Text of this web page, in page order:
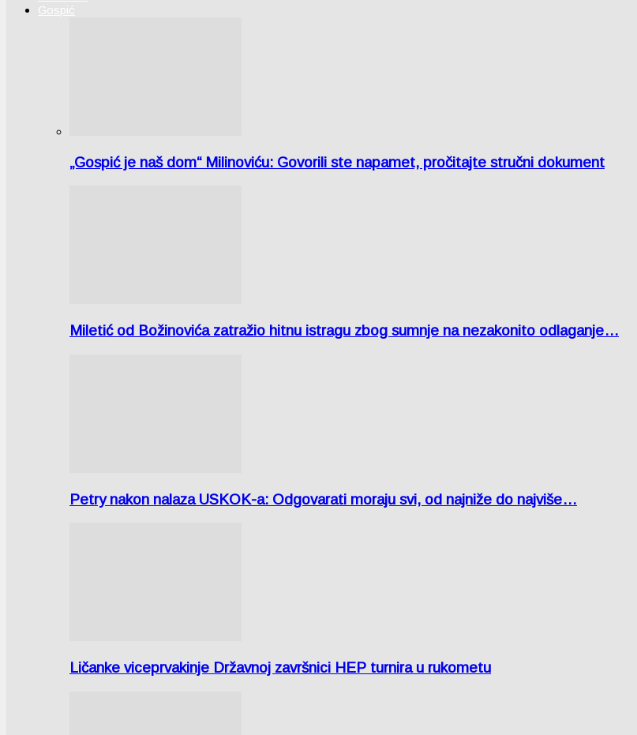
Gospić
„Gospić je naš dom“ Milinoviću: Govorili ste napamet, pročitajte stručni dokument
Miletić od Božinovića zatražio hitnu istragu zbog sumnje na nezakonito odlaganje…
Petry nakon nalaza USKOK-a: Odgovarati moraju svi, od najniže do najviše…
Ličanke viceprvakinje Državnoj završnici HEP turnira u rukometu